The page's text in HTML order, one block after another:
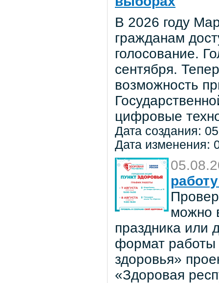
В 2026 году
гражданам
голосование.
сентября.
возможность
цифровые
Дата создания:
Дата изменения:
можно
праздника или
формат работы
здоровья»
«Здоровая